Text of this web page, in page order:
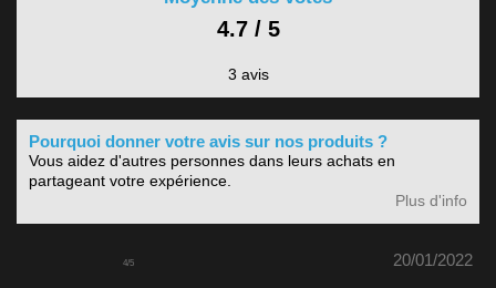
4.7 / 5
3 avis
Pourquoi donner votre avis sur nos produits ?
Vous aidez d'autres personnes dans leurs achats en
partageant votre expérience.
Plus d'info
4/5 20/01/2022